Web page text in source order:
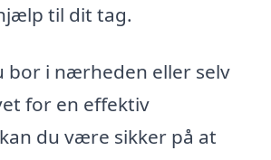
til dit tag.
bor i nærheden eller selv
for en effektiv
du være sikker på at